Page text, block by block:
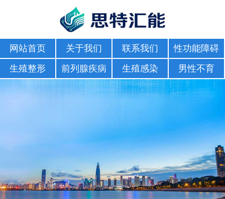
网站首页 关于我们 联系我们
性功能障碍
生殖整形
前列腺疾病 生殖感染 男性不育